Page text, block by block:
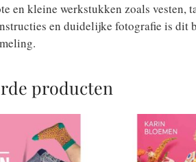
en kleine werkstukken zoals vesten,
en duidelijke fotografie is dit
producten